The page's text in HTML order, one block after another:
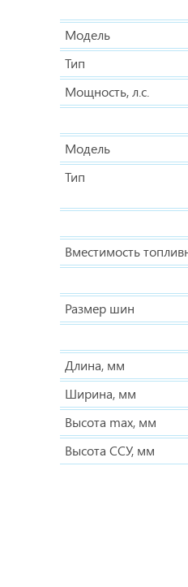
Модель
Тип
Мощность, л.с.
Модель
Тип
Вместимость
Размер шин
Длина, мм
Ширина, мм
Высота max, мм
Высота ССУ, мм